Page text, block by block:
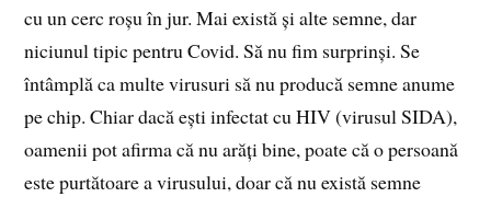
cu un cerc roșu în jur. Mai există și alte semne, dar
niciunul tipic pentru Covid. Să nu fim surprinși. Se
întâmplă ca multe virusuri să nu producă semne anume
pe chip. Chiar dacă ești infectat cu HIV (virusul SIDA),
oamenii pot afirma că nu arăți bine, poate că o persoană
este purtătoare a virusului, doar că nu există semne